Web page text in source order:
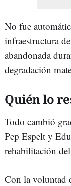
No fue
infraestructura
abandonada
degradación
Quién lo
Todo cambió
Pep Espelt y
rehabilitación
Con la voluntad